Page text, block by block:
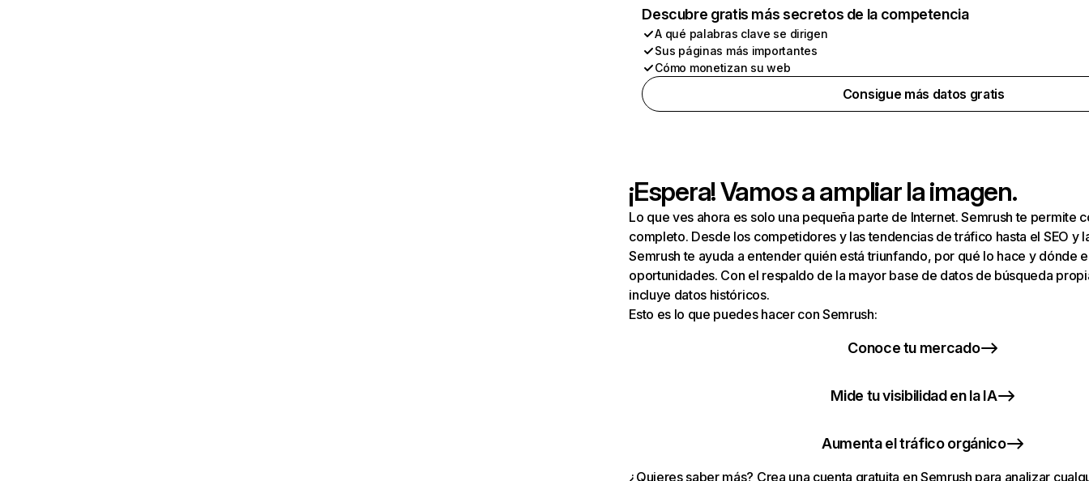
Descubre gratis más secretos de la competencia
A qué palabras clave se dirigen
Sus páginas más importantes
Cómo monetizan su web
Consigue más datos gratis
¡Espera! Vamos a ampliar la imagen.
Lo que ves ahora es solo una pequeña parte de Internet. Semrush te permite
completo. Desde los competidores y las tendencias de tráfico hasta el SEO y
Semrush te ayuda a entender quién está triunfando, por qué lo hace y dónde
oportunidades. Con el respaldo de la mayor base de datos de búsqueda
incluye datos históricos.
Esto es lo que puedes hacer con Semrush:
Conoce tu mercado
Mide tu visibilidad en la IA
Aumenta el tráfico orgánico
¿Quieres saber más? Crea una cuenta gratuita en Semrush para analizar